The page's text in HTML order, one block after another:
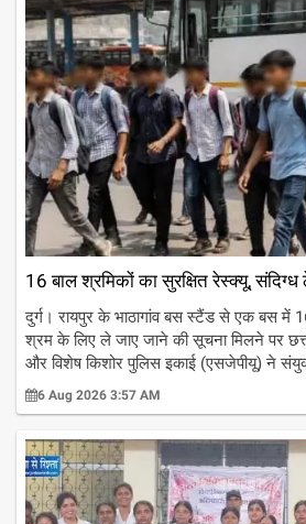
16 बाल श्रमिकों का सुरक्षित रेस्क्यू, संदिग्ध
दुर्ग। रायपुर के भाठागांव बस स्टैंड से एक बस में
श्रम के लिए ले जाए जाने की सूचना मिलने पर
और विशेष किशोर पुलिस इकाई (एसजेपीयू) ने
6 Aug 2026 3:57 AM